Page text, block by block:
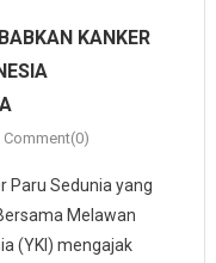
KANKER
Comment(0)
Paru Sedunia yang
Melawan
(YKI) mengajak